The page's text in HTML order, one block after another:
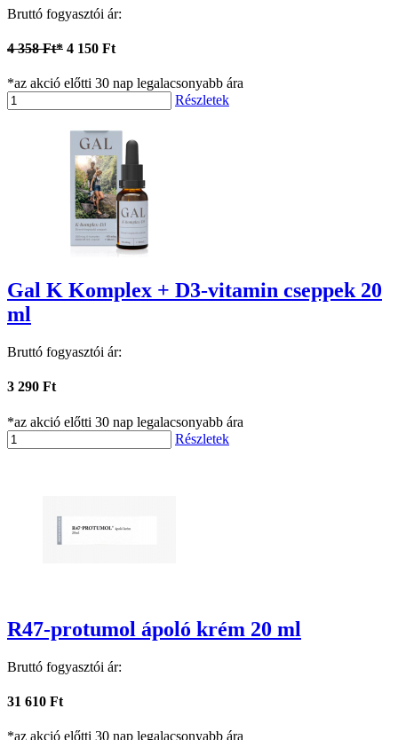
Bruttó fogyasztói ár:
4 358 Ft* 4 150 Ft
*az akció előtti 30 nap legalacsonyabb ára
Részletek
Gal K Komplex + D3-vitamin cseppek 20
ml
Bruttó fogyasztói ár:
3 290 Ft
*az akció előtti 30 nap legalacsonyabb ára
Részletek
R47-protumol ápoló krém 20 ml
Bruttó fogyasztói ár:
31 610 Ft
*az akció előtti 30 nap legalacsonyabb ára